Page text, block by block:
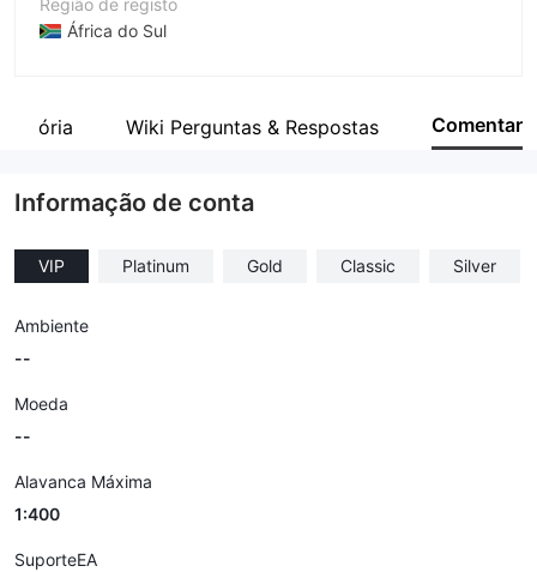
Região de registo
África do Sul
Empresa
Wiki Perguntas & Respostas Comentar
Informação de conta
VIP Platinum Gold Classic Silver
Ambiente
--
Moeda
--
Alavanca Máxima
1:400
SuporteEA